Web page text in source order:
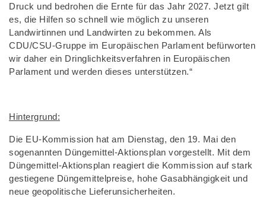
Druck und bedrohen die Ernte für das Jahr 2027. Jetzt gilt
es, die Hilfen so schnell wie möglich zu unseren
Landwirtinnen und Landwirten zu bekommen. Als
CDU/CSU-Gruppe im Europäischen Parlament befürworten
wir daher ein Dringlichkeitsverfahren in Europäischen
Parlament und werden dieses unterstützen.“
Hintergrund:
Die EU-Kommission hat am Dienstag, den 19. Mai den
sogenannten Düngemittel-Aktionsplan vorgestellt. Mit dem
Düngemittel-Aktionsplan reagiert die Kommission auf stark
gestiegene Düngemittelpreise, hohe Gasabhängigkeit und
neue geopolitische Lieferunsicherheiten.